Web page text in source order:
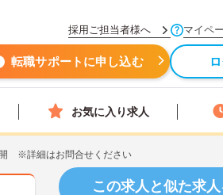
採用ご担当者様へ マイペ
転職サポートに申し込む
お気に入り求人
※詳細はお問合せください
この求人と似た求